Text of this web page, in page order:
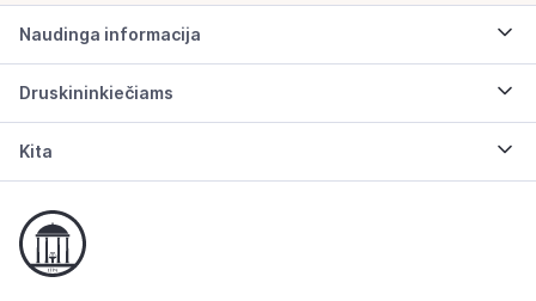
Naudinga informacija
Druskininkiečiams
Kita